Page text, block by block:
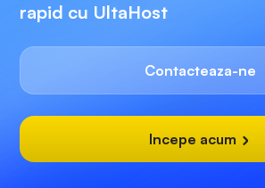
rapid cu UltaHost
Contacteaza-ne
Incepe acum